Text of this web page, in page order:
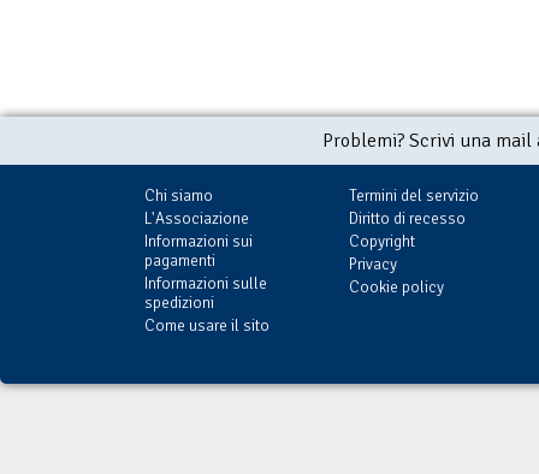
Problemi? Scrivi una
Chi siamo
L'Associazione
Informazioni sui
pagamenti
Informazioni sulle
spedizioni
Come usare il sito
Termini del servizio
Diritto di recesso
Copyright
Privacy
Cookie policy